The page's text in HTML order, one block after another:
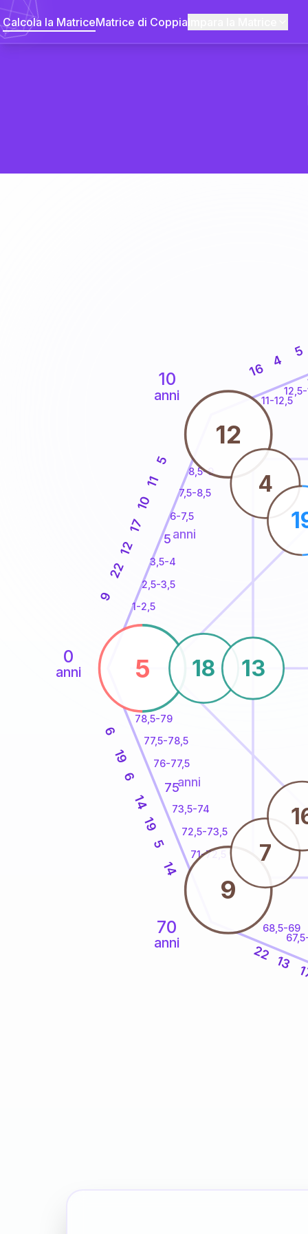
Calcola la MatriceMatrice di Coppia
0
anni
10
anni
70
anni
1-2,5
2,5-3,5
3,5-4
6-7,5
7,5-8,5
8,5-9
11-12,5
68,5-69
71-72,5
72,5-73,5
73,5-74
76-77,5
77,5-78,5
78,5-79
9
22
12
17
10
11
5
16 4
5
13
22
14
5
19
14
6
19
6
5
12
9
18 13
4
7
5anni
75anni